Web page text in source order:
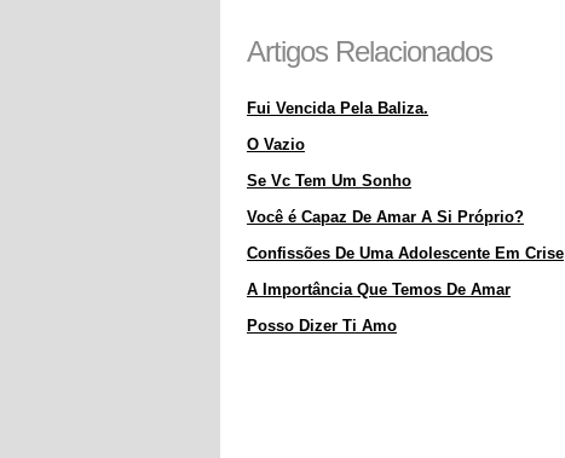
Artigos Relacionados
Fui Vencida Pela Baliza.
O Vazio
Se Vc Tem Um Sonho
Você é Capaz De Amar A Si Próprio?
Confissões De Uma Adolescente Em Crise
A Importância Que Temos De Amar
Posso Dizer Ti Amo